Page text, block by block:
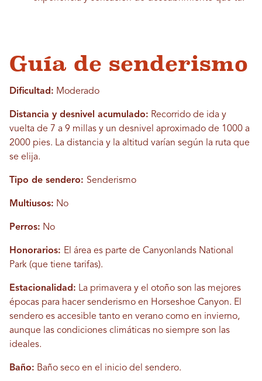
Guía de senderismo
Dificultad: Moderado
Distancia y desnivel acumulado: Recorrido de ida y
vuelta de 7 a 9 millas y un desnivel aproximado de 1000 a
2000 pies. La distancia y la altitud varían según la ruta que
se elija.
Tipo de sendero: Senderismo
Multiusos: No
Perros: No
Honorarios: El área es parte de Canyonlands National
Park (que tiene tarifas).
Estacionalidad: La primavera y el otoño son las mejores
épocas para hacer senderismo en Horseshoe Canyon. El
sendero es accesible tanto en verano como en invierno,
aunque las condiciones climáticas no siempre son las
ideales.
Baño: Baño seco en el inicio del sendero.